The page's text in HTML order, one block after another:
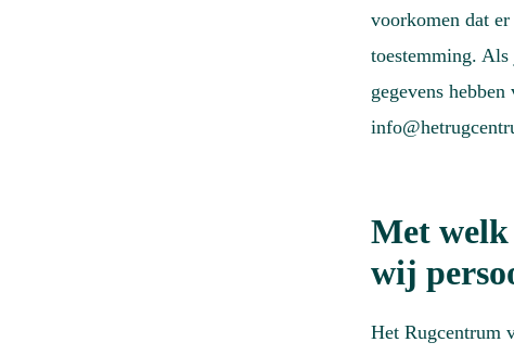
voorkomen dat
toestemming.
gegevens
Met welk
wij
Het Rugcentrum